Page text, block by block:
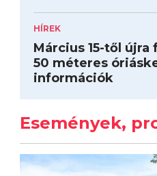
HÍREK
Március 15-től
50 méteres
információk
Események,